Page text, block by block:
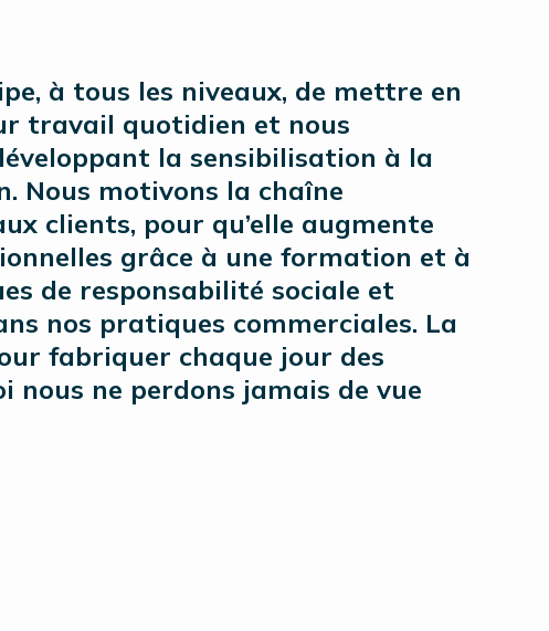
à tous les niveaux, de mettre en
travail quotidien et nous
la sensibilisation à la
Nous motivons la chaîne
clients, pour qu’elle augmente
grâce à une formation et à
de responsabilité sociale et
nos pratiques commerciales. La
fabriquer chaque jour des
nous ne perdons jamais de vue